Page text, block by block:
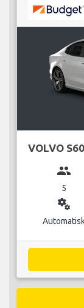
VOLVO S60
group
5
miscellaneous_services